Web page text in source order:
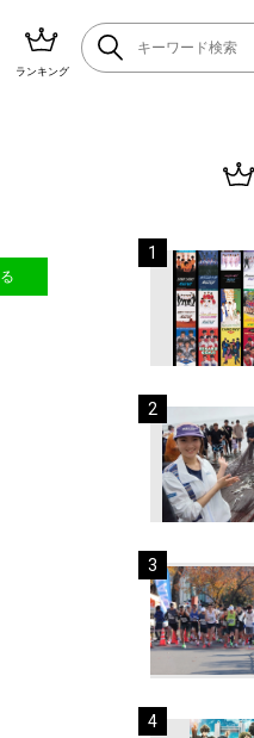
ランキング